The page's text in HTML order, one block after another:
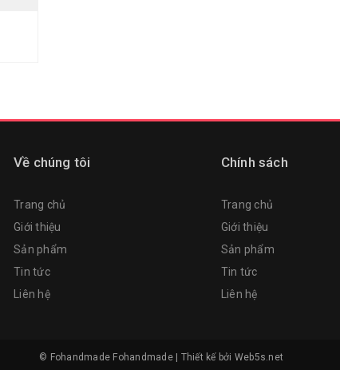
Về chúng tôi
Trang chủ
Giới thiệu
Sản phẩm
Tin tức
Liên hệ
Chính sách
Trang chủ
Giới thiệu
Sản phẩm
Tin tức
Liên hệ
© Fohandmade Fohandmade Thiết kế bởi Web5s.net